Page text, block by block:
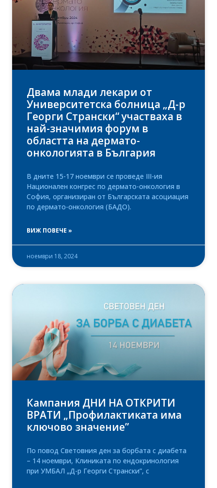
Двама млади лекари от
Университетска болница „Д-р
Георги Странски“ участваха в
най-значимия форум в
областта на дермато-
онкологията в България
В дните 15-17 ноември се проведе III-ия
Национален конгрес по дермато-онкология в
София, организиран от Българската асоциация
по дермато-онкология (БАДО).
ВИЖ ПОВЕЧЕ »
ноември 18, 2024
Кампания ДНИ НА ОТКРИТИ
ВРАТИ „Профилактиката има
ключово значение”
По повод Световния ден за борбата с диабета
– 14 ноември, Клиниката по ендокринология
при УМБАЛ „Д-р Георги Странски”, с